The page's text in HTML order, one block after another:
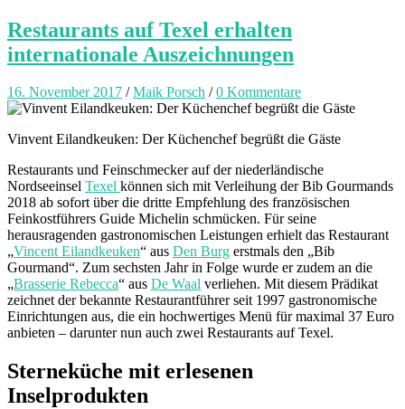
Restaurants auf Texel erhalten
internationale Auszeichnungen
16. November 2017 /Maik Porsch /0 Kommentare
Vinvent Eilandkeuken: Der Küchenchef begrüßt die Gäste
Restaurants und Feinschmecker auf der niederländische
Nordseeinsel Texel können sich mit Verleihung der Bib Gourmands
2018 ab sofort über die dritte Empfehlung des französischen
Feinkostführers Guide Michelin schmücken. Für seine
herausragenden gastronomischen Leistungen erhielt das Restaurant
„Vincent Eilandkeuken“ aus Den Burg erstmals den „Bib
Gourmand“. Zum sechsten Jahr in Folge wurde er zudem an die
„Brasserie Rebecca“ aus De Waal verliehen. Mit diesem Prädikat
zeichnet der bekannte Restaurantführer seit 1997 gastronomische
Einrichtungen aus, die ein hochwertiges Menü für maximal 37 Euro
anbieten – darunter nun auch zwei Restaurants auf Texel.
Sterneküche mit erlesenen
Inselprodukten